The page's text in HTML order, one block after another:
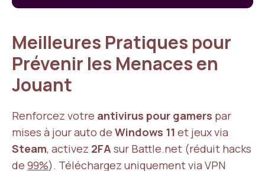
Meilleures Pratiques pour
Prévenir les Menaces en
Jouant
Renforcez votre antivirus pour gamers par
mises à jour auto de Windows 11 et jeux via
Steam, activez 2FA sur Battle.net (réduit hacks
de 99%). Téléchargez uniquement via VPN